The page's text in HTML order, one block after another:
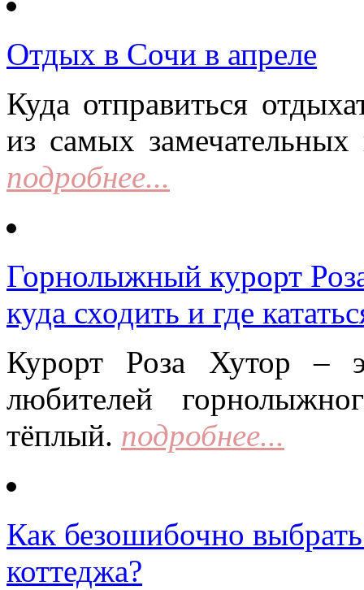
Отдых в Сочи в апреле
Куда отправиться
из самых замечательных
подробнее...
Горнолыжный курорт
куда сходить и где
Курорт Роза Хутор –
любителей
тёплый. подробнее...
Как безошибочно
коттеджа?